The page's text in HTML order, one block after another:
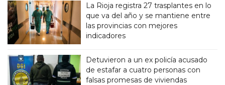
La Rioja registra 27 trasplantes en lo
que va del año y se mantiene entre
las provincias con mejores
indicadores
Detuvieron a un ex policía acusado
de estafar a cuatro personas con
falsas promesas de viviendas